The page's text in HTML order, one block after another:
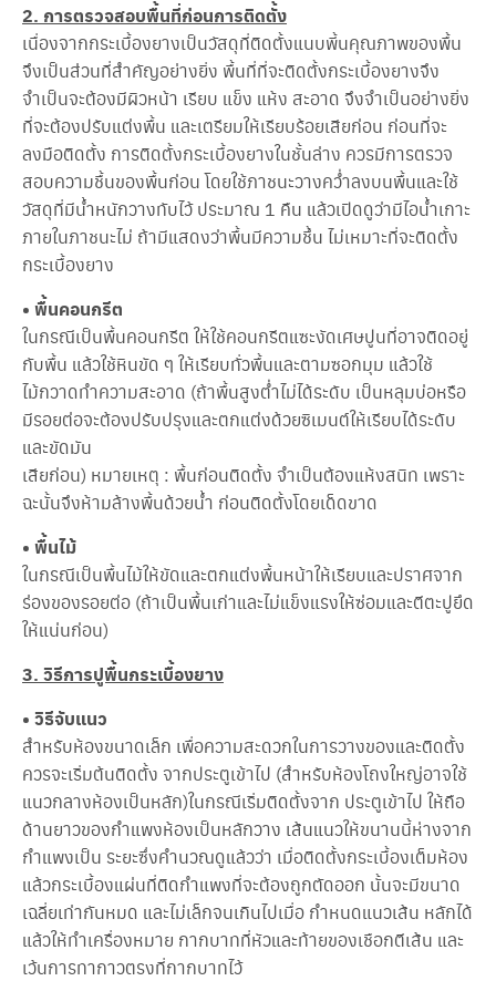
ธี
ปู
น
ก
ร
เ
บื้
อ
ง
ย
า
ก
ร
ะ
เ
บื้
อ
ง
ย
ง
ล
า
ย
ม้
(
ที่
ค
ว
ร
รู้
อ
น
เ
ลื
อ
ก
ซื้
อ
)
2. การตรวจสอบพื้นที่ก่อนการติดตั้ง
เนื่องจากกระเบื้องยางเป็นวัสดุที่ติดตั้งแนบพี้นคุณภาพของพื้น
จึงเป็นส่วนที่สำคัญอย่างยิ่ง พื้นที่ที่จะติดตั้งกระเบื้องยางจึง
จำเป็นจะต้องมีผิวหน้า เรียบ แข็ง แห้ง สะอาด จึงจำเป็นอย่างยิ่ง
ที่จะต้องปรับแต่งพื้น และเตรียมให้เรียบร้อยเสียก่อน ก่อนที่จะ
ลงมือติดตั้ง การติดตั้งกระเบื้องยางในชั้นล่าง ควรมีการตรวจ
สอบความชื้นของพื้นก่อน โดยใช้ภาชนะวางคว่ำลงบนพื้นและใช้
วัสดุที่มีน้ำหนักวางทับไว้ ประมาณ 1 คืน แล้วเปิดดูว่ามีไอน้ำเกาะ
ภายในภาชนะไม่ ถ้ามีแสดงว่าพื้นมีความชึ้น ไม่เหมาะที่จะติดตั้ง
กระเบื้องยาง
• พื้นคอนกรีต
ในกรณีเป็นพื้นคอนกรีต ให้ใช้คอนกรีตแซะงัดเศษปูนที่อาจติดอยู่
กับพื้น แล้วใช้หินขัด ๆ ให้เรียบทั่วพื้นและตามซอกมุม แล้วใช้
ไม้กวาดทำความสะอาด (ถ้าพื้นสูงต่ำไม่ได้ระดับ เป็นหลุมบ่อหรือ
มีรอยต่อจะต้องปรับปรุงและตกแต่งด้วยซิเมนต์ให้เรียบได้ระดับ
และขัดมัน
เสียก่อน) หมายเหตุ : พื้นก่อนติดตั้ง จำเป็นต้องแห้งสนิท เพราะ
ฉะนั้นจึงห้ามล้างพื้นด้วยน้ำ ก่อนติดตั้งโดยเด็ดขาด
• พื้นไม้
ในกรณีเป็นพื้นไม้ให้ขัดและตกแต่งพื้นหน้าให้เรียบและปราศจาก
ร่องของรอยต่อ (ถ้าเป็นพื้นเก่าและไม่แข็งแรงให้ซ่อมและตีตะปูยึด
ให้แน่นก่อน)
3. วิธีการปูพื้นกระเบื้องยาง
• วิธีจับแนว
สำหรับห้องขนาดเล็ก เพื่อความสะดวกในการวางของและติดตั้ง
ควรจะเริ่มต้นติดตั้ง จากประตูเข้าไป (สำหรับห้องโถงใหญ่อาจใช้
แนวกลางห้องเป็นหลัก)ในกรณีเริ่มติดตั้งจาก ประตูเข้าไป ให้ถือ
ด้านยาวของกำแพงห้องเป็นหลักวาง เส้นแนวให้ขนานนี้ห่างจาก
กำแพงเป็น ระยะซึ่งคำนวณดูแล้วว่า เมื่อติดตั้งกระเบื้องเต็มห้อง
แล้วกระเบื้องแผ่นที่ติดกำแพงที่จะต้องถูกตัดออก นั้นจะมีขนาด
เฉลี่ยเท่ากันหมด และไม่เล็กจนเกินไปเมื่อ กำหนดแนวเส้น หลักได้
แล้วให้ทำเครื่องหมาย กากบาทที่หัวและท้ายของเชือกตีเส้น และ
เว้นการทากาวตรงที่กากบาทไว้